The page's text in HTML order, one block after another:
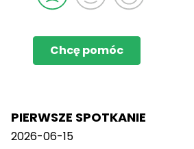
Chcę pomóc
PIERWSZE SPOTKANIE
2026-06-15